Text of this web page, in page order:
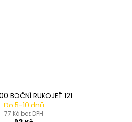
BOČNÍ RUKOJEŤ 121
Do 5-10 dnů
77 Kč bez DPH